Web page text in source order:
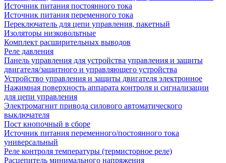
Источник питания постоянного тока
Источник питания переменного тока
Переключатель для цепи управления, пакетный
Изоляторы низковольтные
Комплект расширительных выводов
Реле давления
Панель управления для устройства управления и защиты
двигателя/защитного и управляющего устройства
Устройство управления и защиты двигателя электронное
Нажимная поверхность аппарата контроля и сигнализации
для цепи управления
Электромагнит привода силового автоматического
выключателя
Пост кнопочный в сборе
Источник питания переменного/постоянного тока
универсальный
Реле контроля температуры (термисторное реле)
Расцепитель минимального напряжения